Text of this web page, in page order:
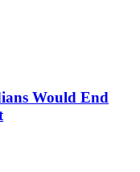
Would End